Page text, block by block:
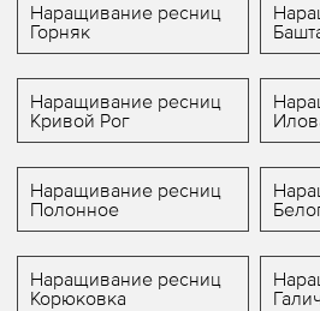
Наращивание ресниц
Горняк
Наращивание ресниц
Кривой Рог
Наращивание ресниц
Полонное
Наращивание ресниц
Корюковка